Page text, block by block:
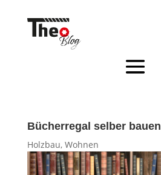
Bücherregal selber bauen
Holzbau, Wohnen